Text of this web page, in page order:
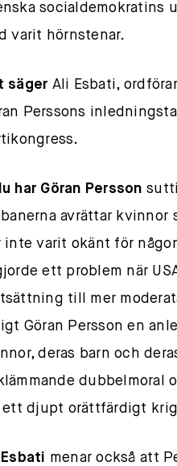
socialdemokratins
varit hörnstenar.
säger Ali Esbati,
Perssons
har Göran Persson
avrättar kvinnor
inte varit okänt för
ett problem när
till mer
Göran Persson en
deras barn och
ett djupt orättfärdigt
menar också att